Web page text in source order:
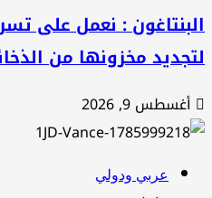
: نعمل على
مخزونها من الذخائر
أغسطس 9, 2026
عربي ودولي